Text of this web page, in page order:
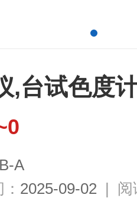
,台试色度
A
2025-09-02 | 阅